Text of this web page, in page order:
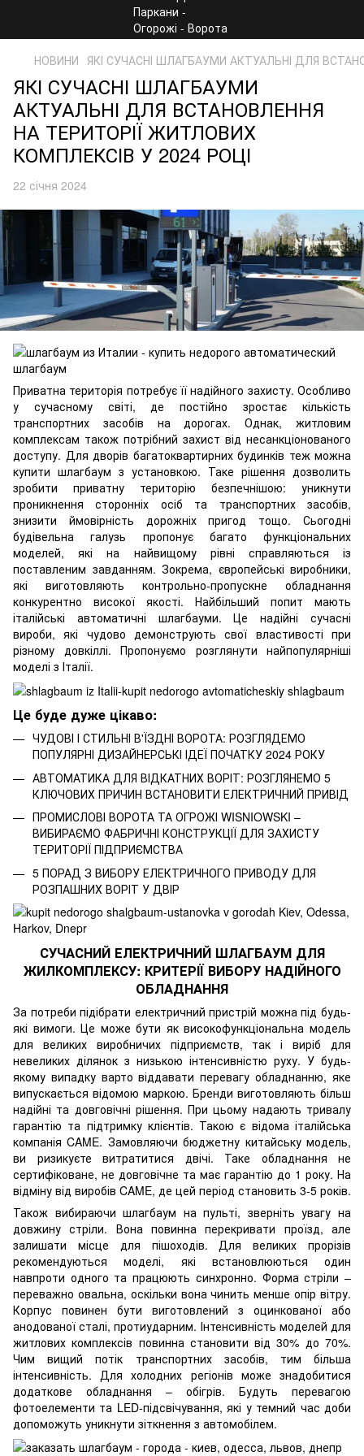
НОВИНИ ЯКІ СУЧАСНІ ШЛАГБАУМИ АКТУАЛЬНІ ДЛЯ
ЯКІ СУЧАСНІ ШЛАГБАУМИ
АКТУАЛЬНІ ДЛЯ ВСТАНОВЛЕННЯ
НА ТЕРИТОРІЇ ЖИТЛОВИХ
КОМПЛЕКСІВ У 2024 РОЦІ
22 січня 2024
Приватна територія потребує її надійного захисту. Особливо
у сучасному світі, де постійно зростає кількість
транспортних засобів на дорогах. Однак, житловим
комплексам також потрібний захист від несанкціонованого
доступу. Для дворів багатоквартирних будинків теж можна
купити шлагбаум з установкою. Таке рішення дозволить
зробити приватну територію безпечнішою: уникнути
проникнення сторонніх осіб та транспортних засобів,
знизити ймовірність дорожніх пригод тощо. Сьогодні
будівельна галузь пропонує багато функціональних
моделей, які на найвищому рівні справляються із
поставленим завданням. Зокрема, європейські виробники,
які виготовляють контрольно-пропускне обладнання
конкурентно високої якості. Найбільший попит мають
італійські автоматичні шлагбауми. Це надійні сучасні
вироби, які чудово демонструють свої властивості при
різному довкіллі. Пропонуємо розглянути найпопулярніші
моделі з Італії.
Це буде дуже цікаво:
ЧУДОВІ І СТИЛЬНІ В'ЇЗДНІ ВОРОТА: РОЗГЛЯДЕМО
ПОПУЛЯРНІ ДИЗАЙНЕРСЬКІ ІДЕЇ ПОЧАТКУ 2024 РОКУ
АВТОМАТИКА ДЛЯ ВІДКАТНИХ ВОРІТ: РОЗГЛЯНЕМО 5
КЛЮЧОВИХ ПРИЧИН ВСТАНОВИТИ ЕЛЕКТРИЧНИЙ ПРИВІД
ПРОМИСЛОВІ ВОРОТА ТА ОГРОЖІ WISNIOWSKI –
ВИБИРАЄМО ФАБРИЧНІ КОНСТРУКЦІЇ ДЛЯ ЗАХИСТУ
ТЕРИТОРІЇ ПІДПРИЄМСТВА
5 ПОРАД З ВИБОРУ ЕЛЕКТРИЧНОГО ПРИВОДУ ДЛЯ
РОЗПАШНИХ ВОРІТ У ДВІР
СУЧАСНИЙ ЕЛЕКТРИЧНИЙ ШЛАГБАУМ ДЛЯ
ЖИЛКОМПЛЕКСУ: КРИТЕРІЇ ВИБОРУ НАДІЙНОГО
ОБЛАДНАННЯ
За потреби підібрати електричний пристрій можна під будь-
які вимоги. Це може бути як високофункціональна модель
для великих виробничих підприємств, так і виріб для
невеликих ділянок з низькою інтенсивністю руху. У будь-
якому випадку варто віддавати перевагу обладнанню, яке
випускається відомою маркою. Бренди виготовляють більш
надійні та довговічні рішення. При цьому надають тривалу
гарантію та підтримку клієнтів. Такою є відома італійська
компанія CAME. Замовляючи бюджетну китайську модель,
ви ризикуєте витратитися двічі. Таке обладнання не
сертифіковане, не довговічне та має гарантію до 1 року. На
відміну від виробів CAME, де цей період становить 3-5 років.
Також вибираючи шлагбаум на пульті, зверніть увагу на
довжину стріли. Вона повинна перекривати проїзд, але
залишати місце для пішоходів. Для великих прорізів
рекомендуються моделі, які встановлюються один
навпроти одного та працюють синхронно. Форма стріли –
переважно овальна, оскільки вона чинить менше опір вітру.
Корпус повинен бути виготовлений з оцинкованої або
анодованої сталі, протиударним. Інтенсивність моделей для
житлових комплексів повинна становити від 30% до 70%.
Чим вищий потік транспортних засобів, тим більша
інтенсивність. Для холодних регіонів може знадобитися
додаткове обладнання – обігрів. Будуть перевагою
фотоелементи та LED-підсвічування, які у темний час доби
допоможуть уникнути зіткнення з автомобілем.